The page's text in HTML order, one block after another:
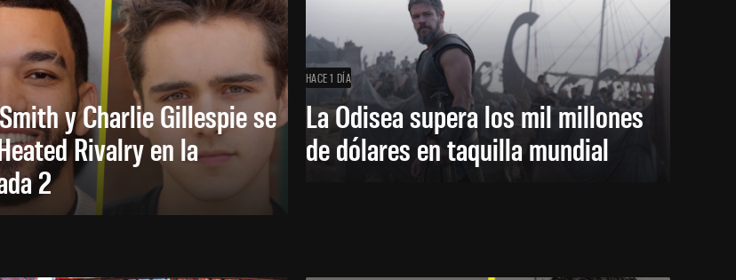
y Charlie Gillespie se
Rivalry en la
2
HACE 1 DÍA
La Odisea supera los mil millones
de dólares en taquilla mundial